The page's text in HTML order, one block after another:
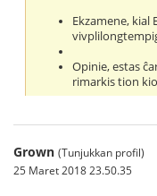
Ekzamene, kial
Opinie, estas
rimarkis tion
Grown (Tunjukkan profil)
25 Maret 2018 23.50.35